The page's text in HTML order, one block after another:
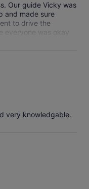
Our guide Vicky was
and made sure
to drive the
everyone was okay
only give her the
provided by the
drop-off went
very knowledgable.